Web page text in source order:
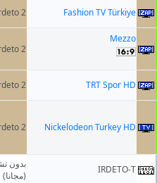
Fashion TV Türkiye
2
Mezzo
2
TRT Spor HD
2
Nickelodeon Turkey HD
2
IRDETO-T
بدون
(مجانا)